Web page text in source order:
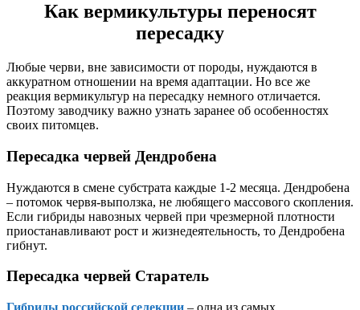
Как вермикультуры переносят
пересадку
Любые черви, вне зависимости от породы, нуждаются в
аккуратном отношении на время адаптации. Но все же
реакция вермикультур на пересадку немного отличается.
Поэтому заводчику важно узнать заранее об особенностях
своих питомцев.
Пересадка червей Дендробена
Нуждаются в смене субстрата каждые 1-2 месяца. Дендробена
– потомок червя-выползка, не любящего массового скопления.
Если гибриды навозных червей при чрезмерной плотности
приостанавливают рост и жизнедеятельность, то Дендробена
гибнут.
Пересадка червей Старатель